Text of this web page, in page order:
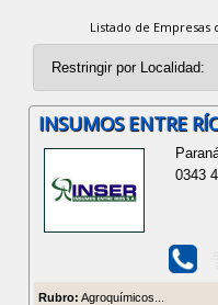
Listado de Empresas
INSUMOS ENTRE
0343
Rubro: Agroquímicos...